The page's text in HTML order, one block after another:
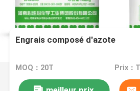
Engrais composé d'azote
MOQ：20T